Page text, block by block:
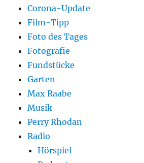
Corona-Update
Film-Tipp
Foto des Tages
Fotografie
Fundstücke
Garten
Max Raabe
Musik
Perry Rhodan
Radio
Hörspiel